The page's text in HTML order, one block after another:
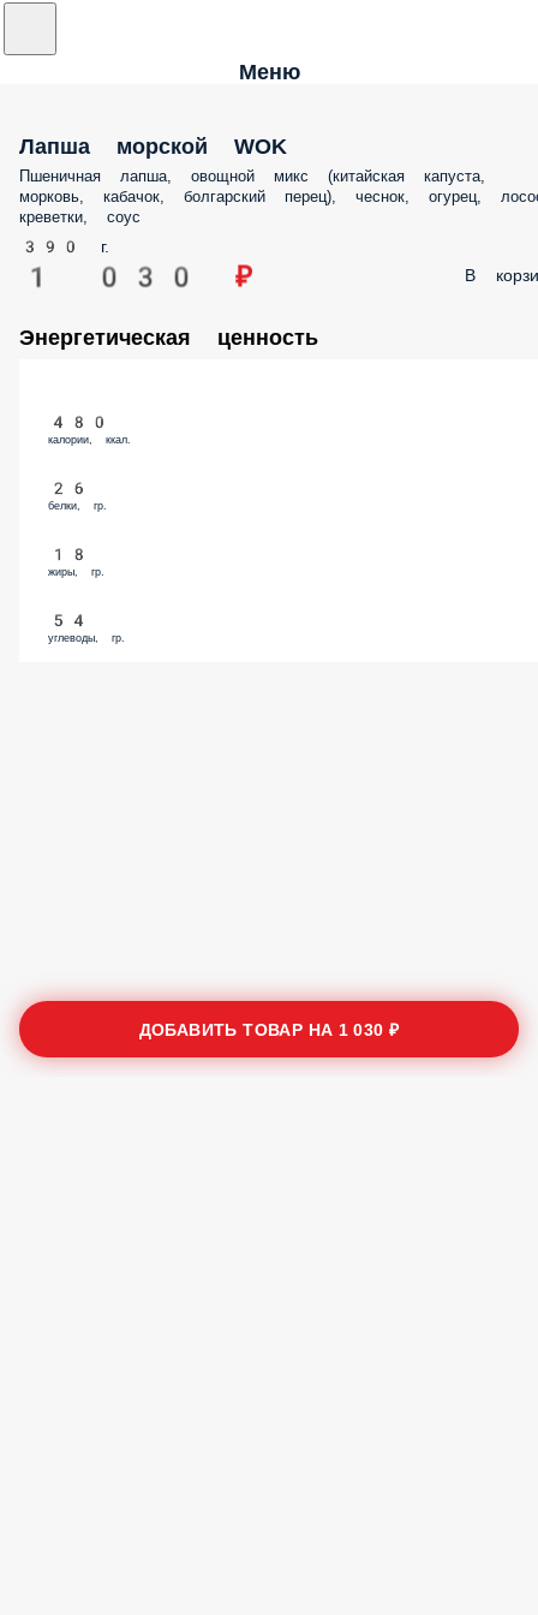
Меню
Лапша морской WOK
Пшеничная лапша, овощной микс (китайская капуста,
морковь, кабачок, болгарский перец), чеснок, огурец,
креветки, соус
390 г.
1 030 ₽ В
Энергетическая ценность
480
калории, ккал.
26
белки, гр.
18
жиры, гр.
54
углеводы, гр.
ДОБАВИТЬ ТОВАР НА 1 030 ₽